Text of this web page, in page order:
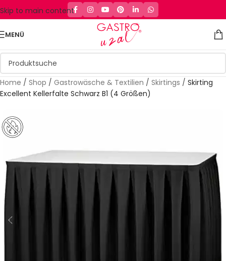
Skip to main content
MENÜ
Home / Shop / Gastrowäsche & Textilien / Skirtings / Skirting
Excellent Kellerfalte Schwarz B1 (4 Größen)